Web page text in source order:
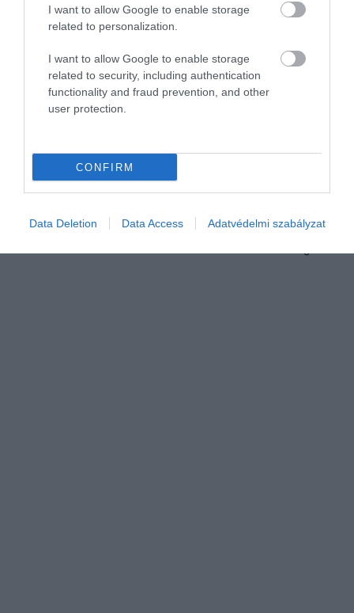
I want to allow Google to enable storage
related to personalization.
I want to allow Google to enable storage
related to security, including authentication
functionality and fraud prevention, and other
user protection.
CONFIRM
Data Deletion Data Access Adatvédelmi szabályzat
amely 2023-ban nyílt meg a texasi
2024. MÁRCIUS 14. ● HAMU ÉS GYÉMÁNT
Ingyen képzi ki a jövő
óramestereit a Rolex